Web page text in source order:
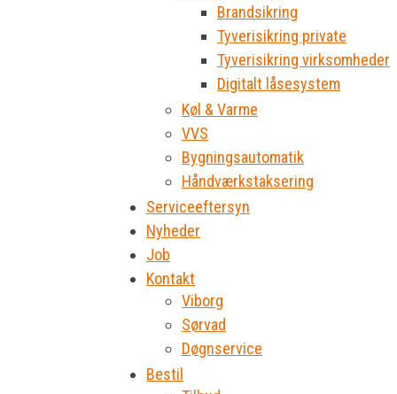
Brandsikring
Tyverisikring private
Tyverisikring virksomheder
Digitalt låsesystem
Køl & Varme
VVS
Bygningsautomatik
Håndværkstaksering
Serviceeftersyn
Nyheder
Job
Kontakt
Viborg
Sørvad
Døgnservice
Bestil